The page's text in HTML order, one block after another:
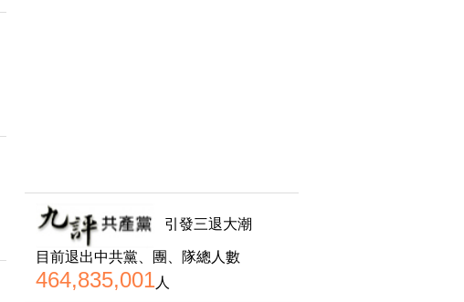
引發三退大潮
目前退出中共黨、團、隊總人數
464,835,001人